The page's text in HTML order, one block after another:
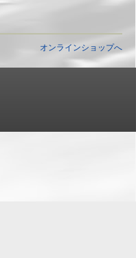
オンラインショップへ